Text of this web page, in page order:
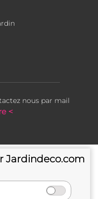
nous par mail
<
Jardindeco.com